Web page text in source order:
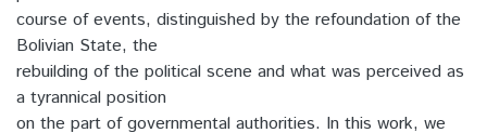
course of events, distinguished by the refoundation of the
Bolivian State, the
rebuilding of the political scene and what was perceived as
a tyrannical position
on the part of governmental authorities. In this work, we